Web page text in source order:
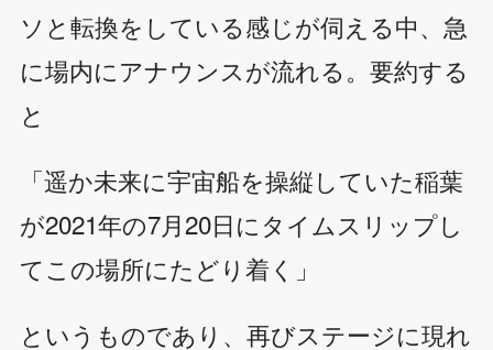
ソと転換をしている感じが伺える中、急
に場内にアナウンスが流れる。要約する
と
「遥か未来に宇宙船を操縦していた稲葉
が2021年の7月20日にタイムスリップし
てこの場所にたどり着く」
というものであり、再びステージに現れ